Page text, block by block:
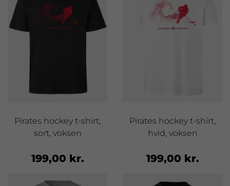
Pirates hockey t-shirt,
sort, voksen
199,00 kr.
Pirates hockey t-shirt,
hvid, voksen
199,00 kr.